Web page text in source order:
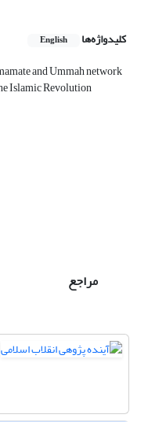
کلیدواژه‌ها English
and Ummah network
Islamic Revolution
مراجع